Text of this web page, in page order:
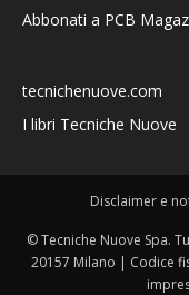
Abbonati a PCB
tecnichenuove.com
I libri Tecniche Nuove
Disclaimer e
© Tecniche Nuove Spa.
20157 Milano | Codice